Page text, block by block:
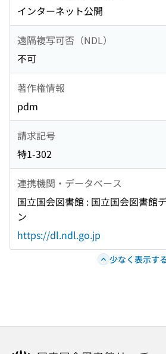
インターネット公開
遠隔複写可否（NDL）
不可
著作権情報
pdm
請求記号
特1-302
連携機関・データベース
国立国会図書館 : 国立国会図書館
ン
https://dl.ndl.go.jp
少なく表示する